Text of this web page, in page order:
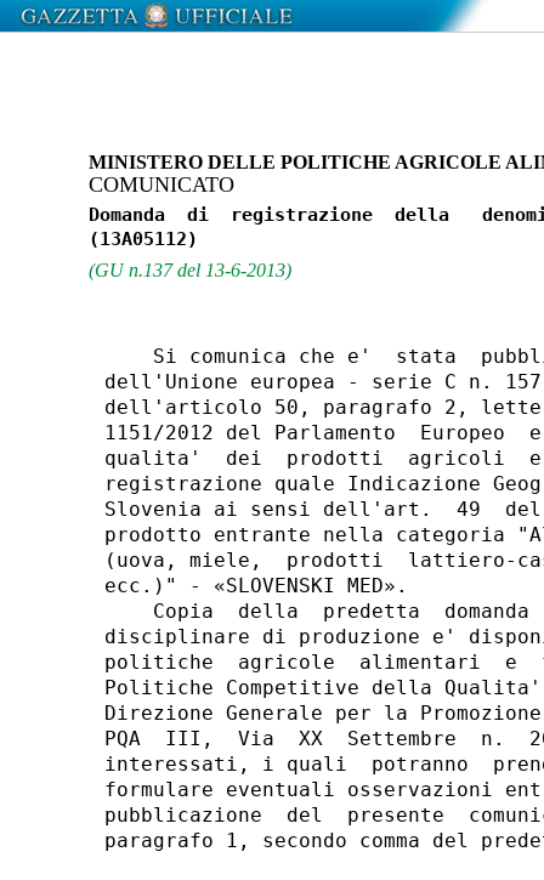
MINISTERO DELLE POLITICHE AGRICOLE
COMUNICATO
Domanda  di  registrazione  della
(GU n.137 del 13-6-2013)
Si comunica che e'  stata
dell'Unione europea - serie C n.
dell'articolo 50, paragrafo 2,
1151/2012 del Parlamento
qualita'  dei  prodotti  agricoli  e
registrazione quale Indicazione
Slovenia ai sensi dell'art.  49
prodotto entrante nella categoria
(uova, miele,  prodotti  lattiero-
ecc.)" - «SLOVENSKI MED».
Copia  della  predetta  domanda
disciplinare di produzione e'
politiche  agricole  alimentari  e
Politiche Competitive della
Direzione Generale per la
PQA  III,  Via  XX  Settembre  n.
interessati, i quali  potranno
formulare eventuali osservazioni
pubblicazione  del  presente